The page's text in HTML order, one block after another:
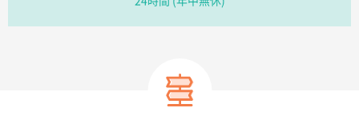
金額が安いのと納期が間に合いそうなのと。
見積りの仕方が明確だったから